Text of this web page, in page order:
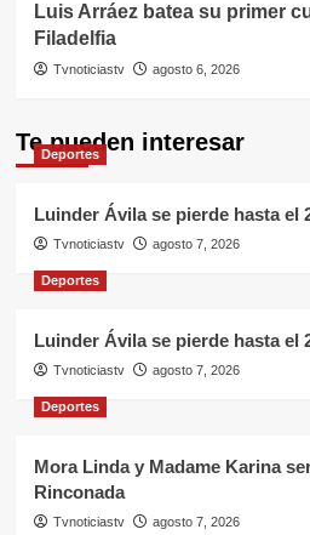
Luis Arráez batea su primer
Filadelfia
Tvnoticiastv agosto 6, 2026
Te pueden interesar
Deportes
Luinder Ávila se pierde hasta el
Tvnoticiastv agosto 7, 2026
Deportes
Luinder Ávila se pierde hasta el
Tvnoticiastv agosto 7, 2026
Deportes
Mora Linda y Madame Karina
Rinconada
Tvnoticiastv agosto 7, 2026